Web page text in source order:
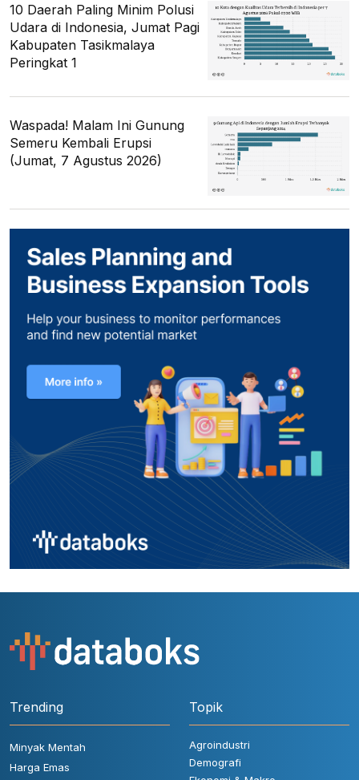
10 Daerah Paling Minim Polusi
Udara di Indonesia, Jumat Pagi
Kabupaten Tasikmalaya
Peringkat 1
Waspada! Malam Ini Gunung
Semeru Kembali Erupsi
(Jumat, 7 Agustus 2026)
Trending
Minyak Mentah
Harga Emas
Topik
Agroindustri
Demografi